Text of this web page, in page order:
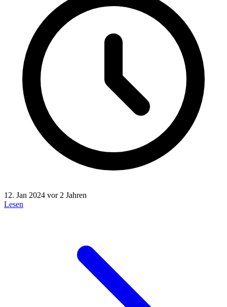
12. Jan 2024 vor 2 Jahren
Lesen